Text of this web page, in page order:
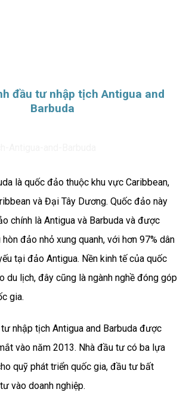
đầu tư nhập tịch Antigua and
Barbuda
là quốc đảo thuộc khu vực Caribbean,
và Đại Tây Dương. Quốc đảo này
chính là Antigua và Barbuda và được
đảo nhỏ xung quanh, với hơn 97% dân
tại đảo Antigua. Nền kinh tế của quốc
du lịch, đây cũng là ngành nghề đóng góp
gia.
nhập tịch Antigua and Barbuda được
vào năm 2013. Nhà đầu tư có ba lựa
quỹ phát triển quốc gia, đầu tư bất
vào doanh nghiệp.